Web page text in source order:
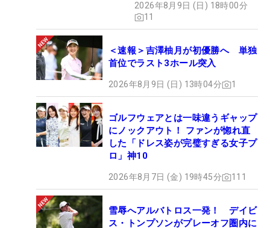
2026年8月9日 (日) 18時00分
11
＜速報＞吉澤柚月が初優勝へ 単独
首位でラスト3ホール突入
2026年8月9日 (日) 13時04分 1
ゴルフウェアとは一味違うギャップ
にノックアウト！ ファンが惚れ直
した「ドレス姿が完璧すぎる女子プ
ロ」神10
2026年8月7日 (金) 19時45分 111
雪辱へアルバトロス一発！ デイビ
ス・トンプソンがプレーオフ圏内に